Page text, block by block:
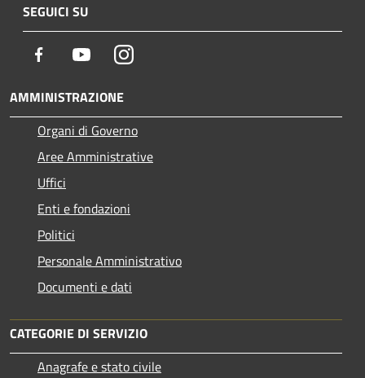
SEGUICI SU
Facebook YoutubeInstagram
AMMINISTRAZIONE
Organi di Governo
Aree Amministrative
Uffici
Enti e fondazioni
Politici
Personale Amministrativo
Documenti e dati
CATEGORIE DI SERVIZIO
Anagrafe e stato civile